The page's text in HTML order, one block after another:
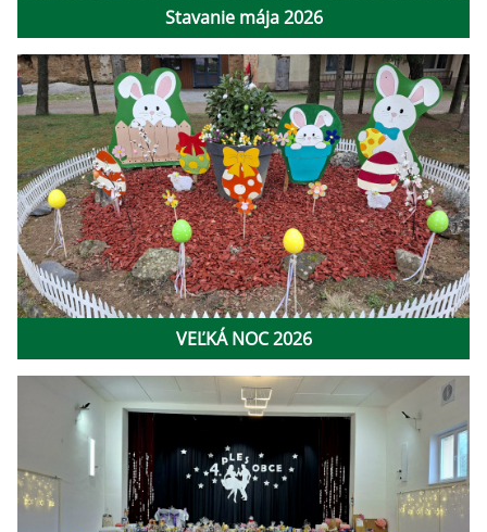
Stavanie mája 2026
VEĽKÁ NOC 2026